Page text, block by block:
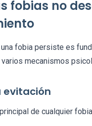
fobias no
fobia persiste es
mecanismos
evitación
de cualquier